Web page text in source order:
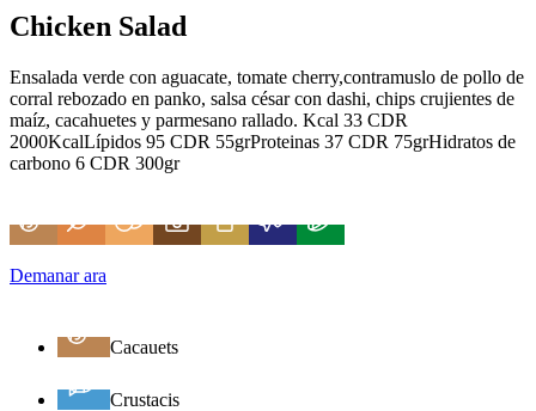
Chicken Salad
Ensalada verde con aguacate, tomate cherry,contramuslo de pollo de
corral rebozado en panko, salsa césar con dashi, chips crujientes de
maíz, cacahuetes y parmesano rallado. Kcal 33 CDR
2000KcalLípidos 95 CDR 55grProteinas 37 CDR 75grHidratos de
carbono 6 CDR 300gr
Demanar ara
Cacauets
Crustacis